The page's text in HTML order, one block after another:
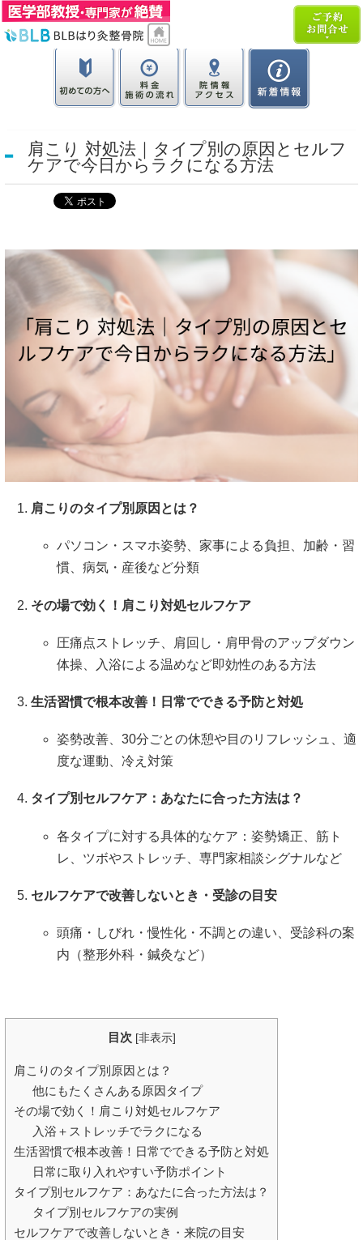
肩こり 対処法｜タイプ別の原因とセルフ
ケアで今日からラクになる方法
肩こりのタイプ別原因とは？
パソコン・スマホ姿勢、家事による負担、加齢・習
慣、病気・産後など分類
その場で効く！肩こり対処セルフケア
圧痛点ストレッチ、肩回し・肩甲骨のアップダウン
体操、入浴による温めなど即効性のある方法
生活習慣で根本改善！日常でできる予防と対処
姿勢改善、30分ごとの休憩や目のリフレッシュ、適
度な運動、冷え対策
タイプ別セルフケア：あなたに合った方法は？
各タイプに対する具体的なケア：姿勢矯正、筋ト
レ、ツボやストレッチ、専門家相談シグナルなど
セルフケアで改善しないとき・受診の目安
頭痛・しびれ・慢性化・不調との違い、受診科の案
内（整形外科・鍼灸など）
目次 [非表示]
肩こりのタイプ別原因とは？
他にもたくさんある原因タイプ
その場で効く！肩こり対処セルフケア
入浴＋ストレッチでラクになる
生活習慣で根本改善！日常でできる予防と対処
日常に取り入れやすい予防ポイント
タイプ別セルフケア：あなたに合った方法は？
タイプ別セルフケアの実例
セルフケアで改善しないとき・来院の目安